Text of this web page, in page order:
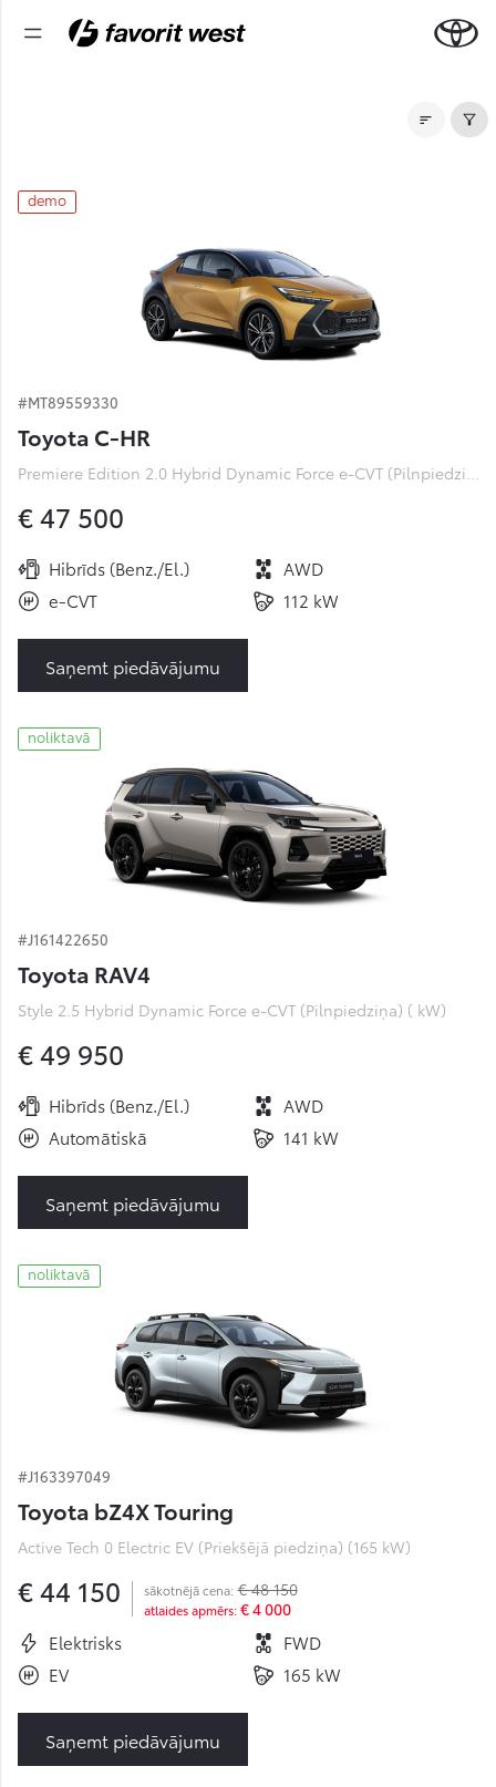
demo
#MT89559330
Toyota C-HR
Premiere Edition 2.0 Hybrid Dynamic Force e-CVT (Pilnpiedziņa) (112 kW)
€ 47 500
Hibrīds (Benz./El.)
AWD
e-CVT
112 kW
Saņemt piedāvājumu
noliktavā
#J161422650
Toyota RAV4
Style 2.5 Hybrid Dynamic Force e-CVT (Pilnpiedziņa) ( kW)
€ 49 950
Hibrīds (Benz./El.)
AWD
Automātiskā
141 kW
Saņemt piedāvājumu
noliktavā
#J163397049
Toyota bZ4X Touring
Active Tech 0 Electric EV (Priekšējā piedziņa) (165 kW)
€ 44 150 sākotnējā cena: € 48 150
atlaides apmērs: € 4 000
Elektrisks
FWD
EV
165 kW
Saņemt piedāvājumu